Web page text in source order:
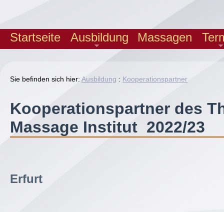
Startseite Ausbildung Massagen
Sie befinden sich hier: Ausbildung : Kooperationspartner
Kooperationspartner des
Massage Institut 2022/23
Erfurt